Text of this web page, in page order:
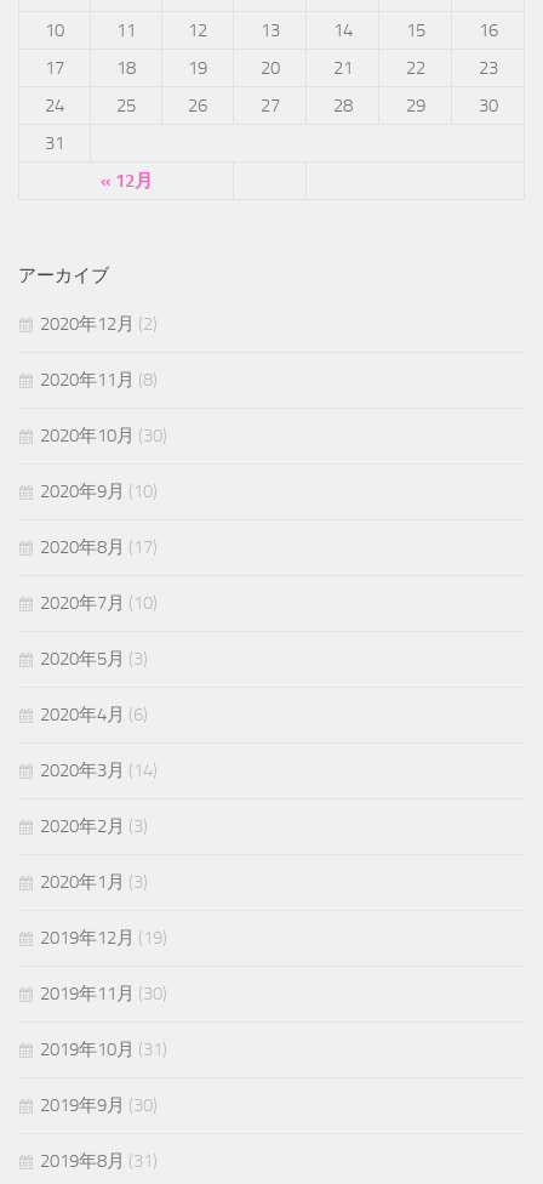
« 12月
10
11 12 13 14 15
16
17
18 19 20 21 22
23
24
25 26 27 28 29
30
31
アーカイブ
2020年12月 (2)
2020年11月 (8)
2020年10月 (30)
2020年9月 (10)
2020年8月 (17)
2020年7月 (10)
2020年5月 (3)
2020年4月 (6)
2020年3月 (14)
2020年2月 (3)
2020年1月 (3)
2019年12月 (19)
2019年11月 (30)
2019年10月 (31)
2019年9月 (30)
2019年8月 (31)